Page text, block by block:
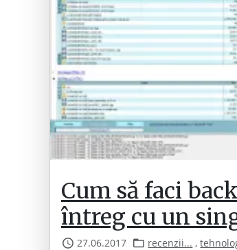
Cum să faci
întreg cu un
27.06.2017 recenzii... ,